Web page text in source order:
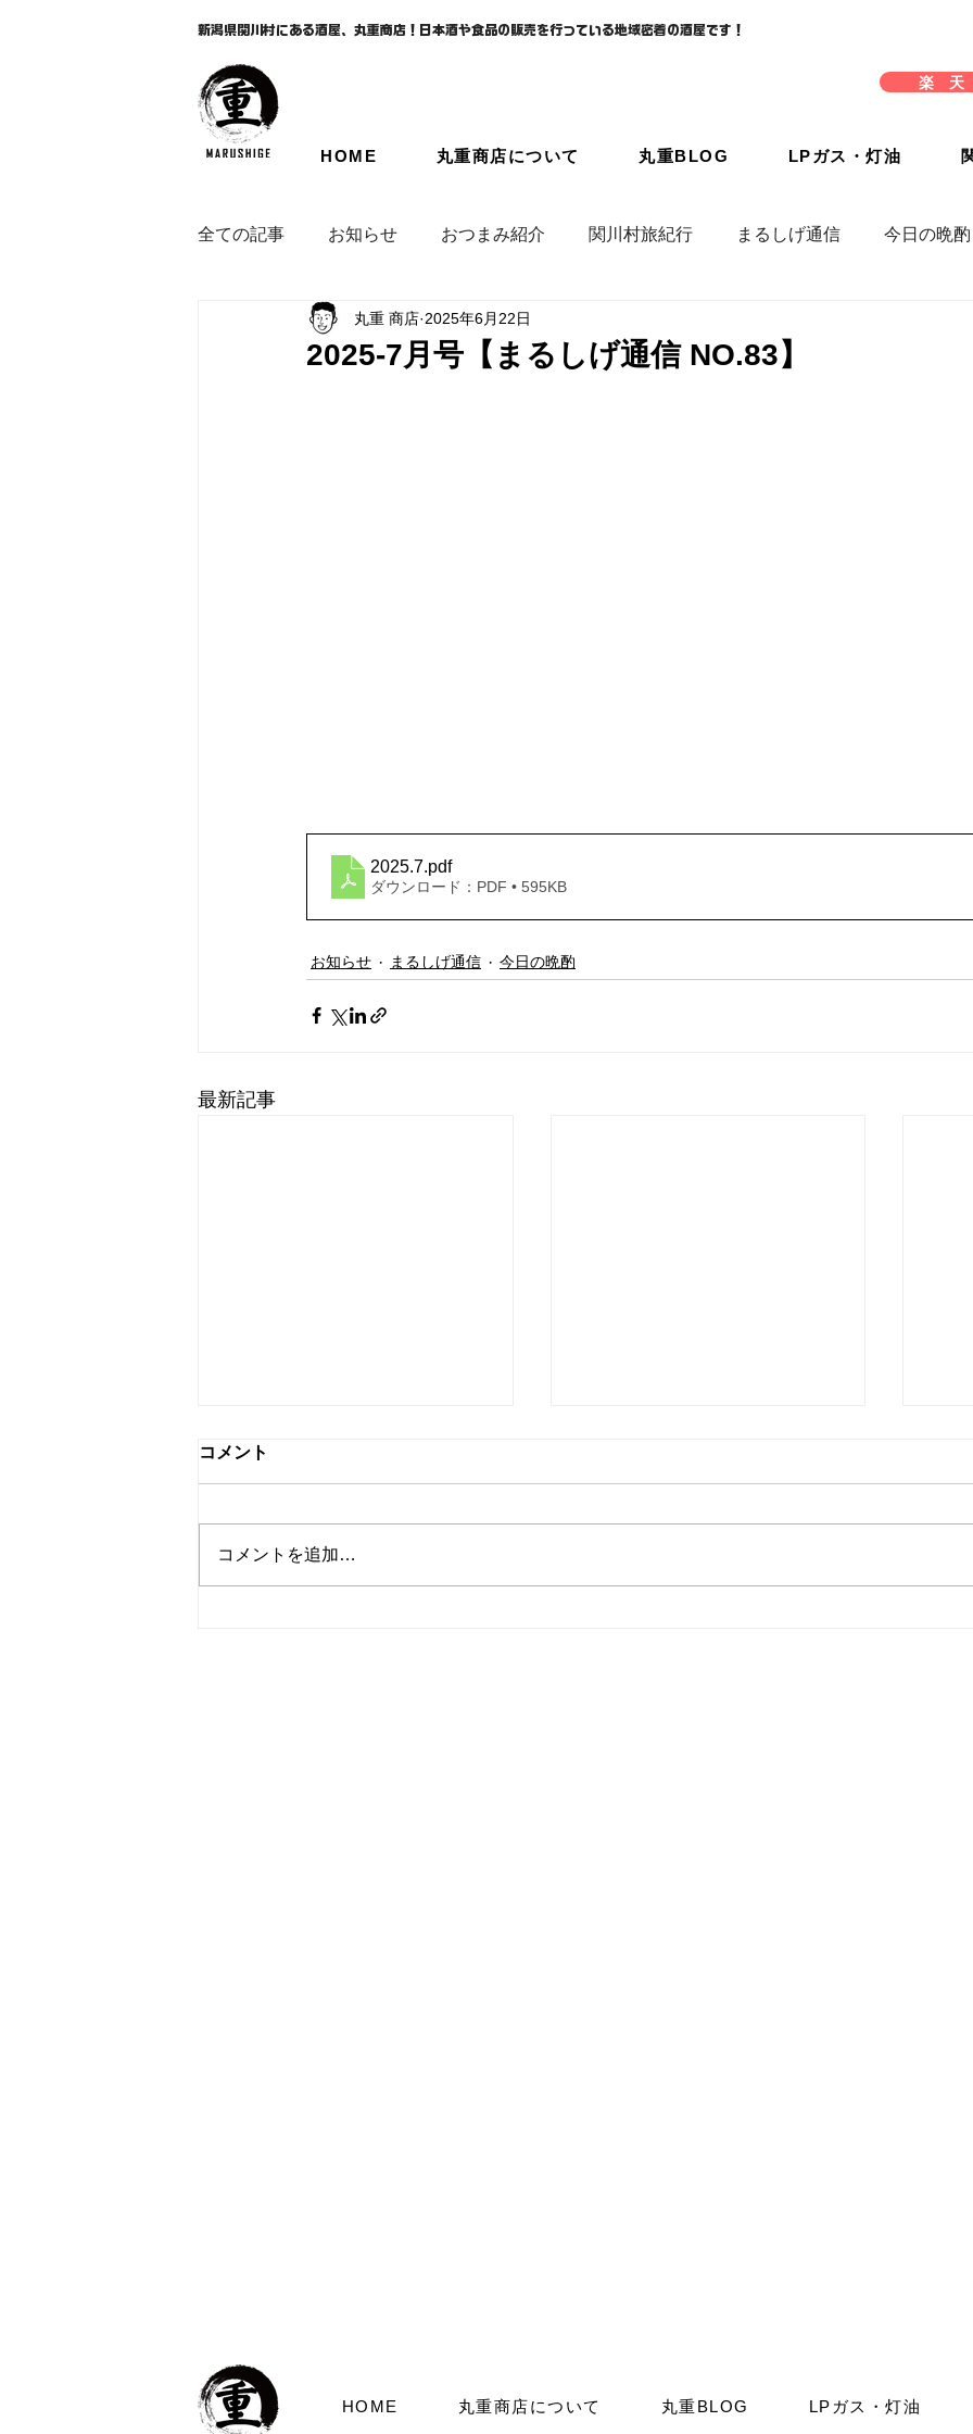
新潟県関川村にある酒屋、丸重商店！日本酒や食品の販売を行っている地域密着の酒屋です！
HOME 丸重商店について 丸重BLOG LPガス・灯油
楽
全ての記事 お知らせ おつまみ紹介 関川村旅紀行 まるしげ通信 今日の晩酌
2025-7月号【まるしげ通信 NO.83】
丸重 商店 2025年6月22日
2025.7.pdf
ダウンロード：PDF • 595KB
お知らせ まるしげ通信 今日の晩酌
最新記事
コメント
コメントを追加…
HOME 丸重商店について 丸重BLOG LPガス・灯油